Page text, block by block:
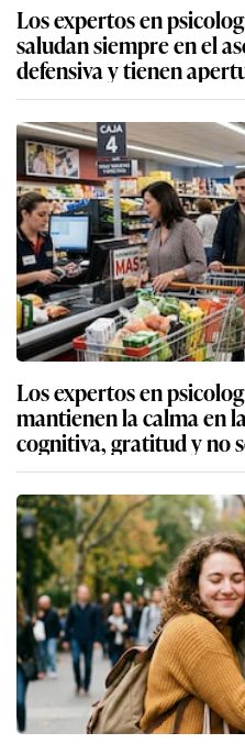
Los expertos en
saludan siempre en el
defensiva y tienen
Los expertos en
mantienen la calma en
cognitiva, gratitud y no